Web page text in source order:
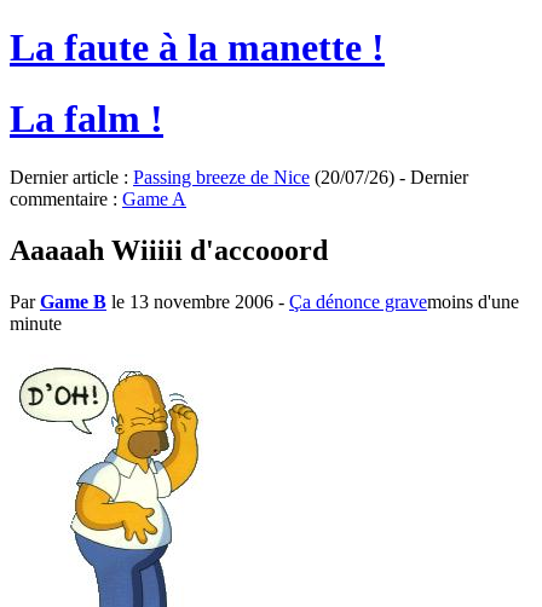
La faute à la manette !
La falm !
Dernier article : Passing breeze de Nice (20/07/26) - Dernier
commentaire : Game A
Aaaaah Wiiiii d'accooord
ParGame B le 13 novembre 2006 - Ça dénonce gravemoins d'une
minute